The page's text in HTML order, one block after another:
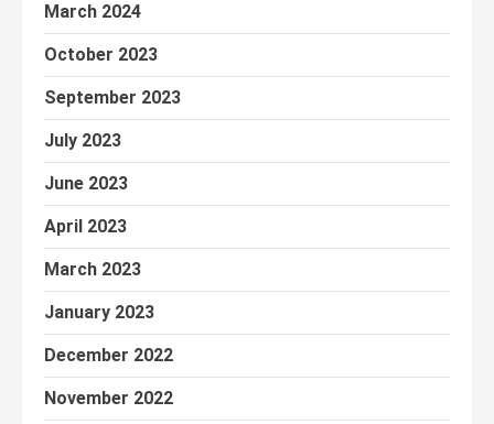
March 2024
October 2023
September 2023
July 2023
June 2023
April 2023
March 2023
January 2023
December 2022
November 2022